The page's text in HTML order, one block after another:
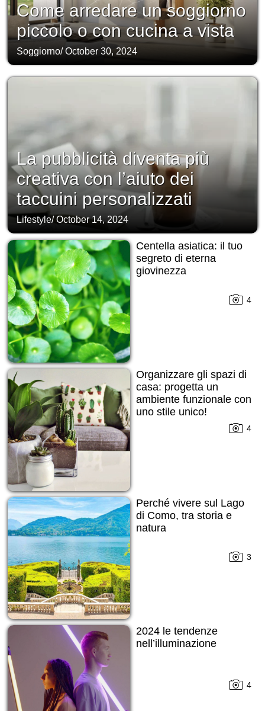
Come arredare un soggiorno
piccolo o con cucina a vista
Soggiorno/October 30, 2024
La pubblicità diventa più
creativa con l’aiuto dei
taccuini personalizzati
Lifestyle/October 14, 2024
Centella asiatica: il tuo
segreto di eterna
giovinezza
4
Organizzare gli spazi di
casa: progetta un
ambiente funzionale con
uno stile unico!
4
Perché vivere sul Lago
di Como, tra storia e
natura
3
2024 le tendenze
nell’illuminazione
4